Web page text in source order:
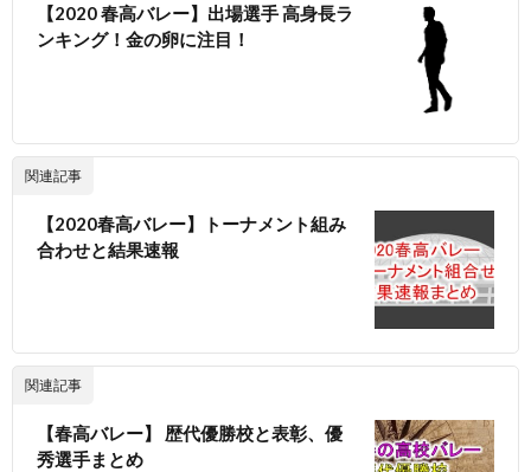
【2020 春高バレー】出場選手 高身長ラ
ンキング！金の卵に注目！
関連記事
【2020春高バレー】トーナメント組み
合わせと結果速報
関連記事
【春高バレー】 歴代優勝校と表彰、優
秀選手まとめ